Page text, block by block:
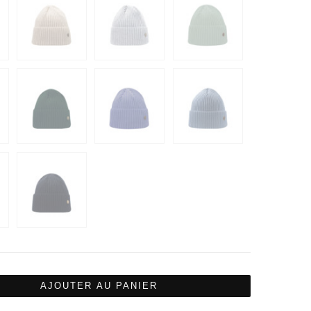
AJOUTER AU PANIER